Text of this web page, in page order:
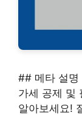
## 메타 설명
가세 공제 및
알아보세요!